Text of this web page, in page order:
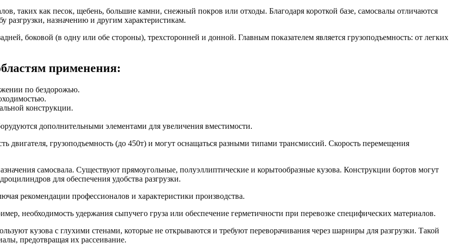
таких как песок, щебень, большие камни, снежный покров или отходы. Благодаря короткой базе, самосвалы отличаются
назначению и другим характеристикам.
боковой (в одну или обе стороны), трехсторонней и донной. Главным показателем является грузоподъемность: от легких
применения:
по бездорожью.
конструкции.
дополнительными элементами для увеличения вместимости.
двигателя, грузоподъемность (до 450т) и могут оснащаться разными типами трансмиссий. Скорость перемещения
самосвала. Существуют прямоугольные, полуэллиптические и корытообразные кузова. Конструкции бортов могут
для обеспечения удобства разгрузки.
рекомендации профессионалов и характеристики производства.
необходимость удержания сыпучего груза или обеспечение герметичности при перевозке специфических материалов.
кузова с глухими стенами, которые не открываются и требуют переворачивания через шарниры для разгрузки. Такой
предотвращая их рассеивание.